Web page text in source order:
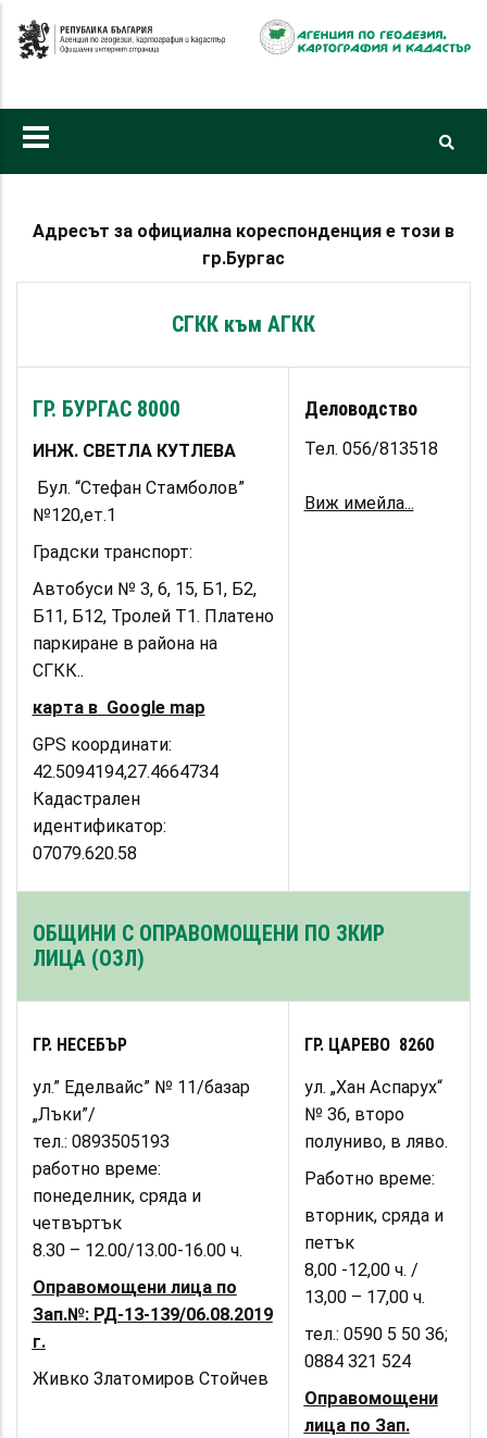
към
Адресът за официална кореспонденция е този в
гр.Бургас
СГКК към АГКК
ГР. БУРГАС 8000
ИНЖ. СВЕТЛА КУТЛЕВА
Бул. “Стефан Стамболов”
№120,ет.1
Градски транспорт:
Автобуси № 3, 6, 15, Б1, Б2,
Б11, Б12, Тролей Т1. Платено
паркиране в района на
СГКК..
карта в Google map
GPS координати:
42.5094194,27.4664734
Кадастрален
идентификатор:
07079.620.58
Деловодство
Тел. 056/813518
Виж имейла...
ОБЩИНИ С ОПРАВОМОЩЕНИ ПО ЗКИР
ЛИЦА (ОЗЛ)
ГР. НЕСЕБЪР
ул.” Еделвайс” № 11/базар
„Лъки”/
тел.: 0893505193
работно време:
понеделник, сряда и
четвъртък
8.30 – 12.00/13.00-16.00 ч.
Оправомощени лица по
Зап.№: РД-13-139/06.08.2019
г.
Живко Златомиров Стойчев
ГР. ЦАРЕВО 8260
ул. „Хан Аспарух“
№ 36, второ
полуниво, в ляво.
Работно време:
вторник, сряда и
петък
8,00 -12,00 ч. /
13,00 – 17,00 ч.
тел.: 0590 5 50 36;
0884 321 524
Оправомощени
лица по Зап.